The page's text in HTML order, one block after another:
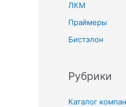
ЛКМ
Праймеры
Бистэлон
Рубрики
Каталог